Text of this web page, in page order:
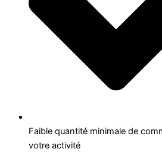
Faible quantité minimale de
votre activité